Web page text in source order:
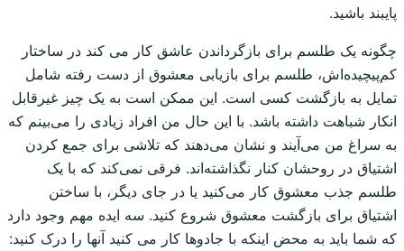
پایبند باشید.
چگونه یک طلسم برای بازگرداندن عاشق کار می کند در ساختار
کم‌پیچیده‌اش، طلسم برای بازیابی معشوق از دست رفته شامل
تمایل به بازگشت کسی است. این ممکن است به یک چیز غیرقابل
انکار شباهت داشته باشد. با این حال من افراد زیادی را می‌بینم که
به سراغ من می‌آیند و نشان می‌دهند که تلاشی برای جمع کردن
اشتیاق در روحشان کنار نگذاشته‌اند. فرقی نمی‌کند که با یک
طلسم جذب معشوق کار می‌کنید یا در جای دیگر، با ساختن
اشتیاق برای بازگشت معشوق شروع کنید. سه ایده مهم وجود دارد
که شما باید به محض اینکه با جادوها کار می کنید آنها را درک کنید: